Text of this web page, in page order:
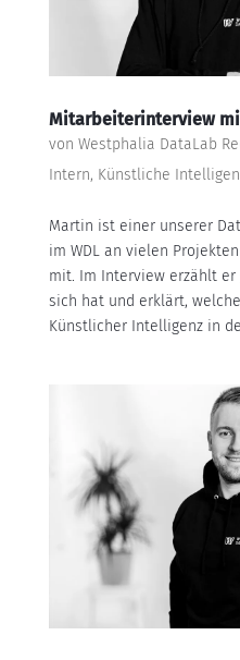
Mitarbeiterinterview
von Westphalia DataLab
Intern, Künstliche
Martin ist einer unserer
im WDL an vielen
mit. Im Interview erzählt
sich hat und erklärt,
Künstlicher Intelligenz in